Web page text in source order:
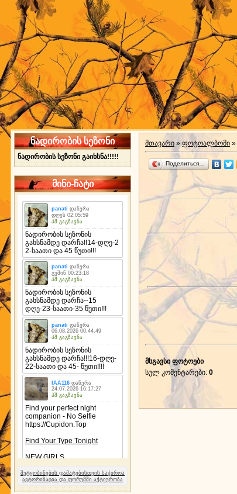
ნადირობის სეზონი
ნადირობის სეზონი გაიხსნა!!!!!
მინი-ჩატი
შეტყობინების დამატებისთვის საჭიროა
ავტორიზაცია და ფორუმში აქტიურობა
მთავარი » ფოტოალბომი »
Поделиться…
მსგავსი ფოტოები
სულ კომენტარები: 0